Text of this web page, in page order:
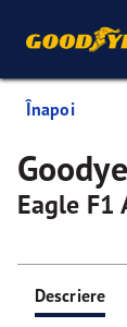
Înapoi
Eagle F1
Descriere